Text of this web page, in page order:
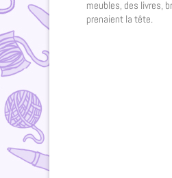
meubles, des livres,
prenaient la tête.